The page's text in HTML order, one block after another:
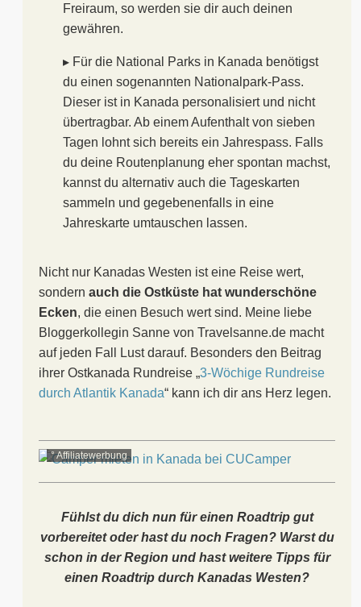
Freiraum, so werden sie dir auch deinen
gewähren.
▸ Für die National Parks in Kanada benötigst
du einen sogenannten Nationalpark-Pass.
Dieser ist in Kanada personalisiert und nicht
übertragbar. Ab einem Aufenthalt von sieben
Tagen lohnt sich bereits ein Jahrespass. Falls
du deine Routenplanung eher spontan machst,
kannst du alternativ auch die Tageskarten
sammeln und gegebenenfalls in eine
Jahreskarte umtauschen lassen.
Nicht nur Kanadas Westen ist eine Reise wert,
sondern auch die Ostküste hat wunderschöne
Ecken, die einen Besuch wert sind. Meine liebe
Bloggerkollegin Sanne von Travelsanne.de macht
auf jeden Fall Lust darauf. Besonders den Beitrag
ihrer Ostkanada Rundreise „3-Wöchige Rundreise
durch Atlantik Kanada“ kann ich dir ans Herz legen.
° Affiliatewerbung
Fühlst du dich nun für einen Roadtrip gut
vorbereitet oder hast du noch Fragen? Warst du
schon in der Region und hast weitere Tipps für
einen Roadtrip durch Kanadas Westen?